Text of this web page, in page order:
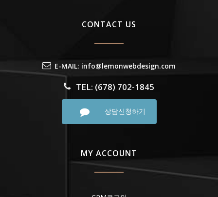
CONTACT US
E-MAIL: info@lemonwebdesign.com
TEL: (678) 702-1845
상담신청하기
MY ACCOUNT